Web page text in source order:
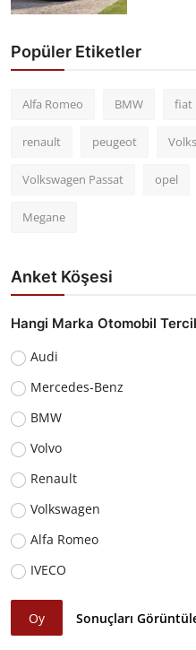
Popüler Etiketler
Alfa Romeo BMW fiat
renault peugeot
Volkswagen Passat opel
Megane
Anket Köşesi
Hangi Marka Otomobil
Audi
Mercedes-Benz
BMW
Volvo
Renault
Volkswagen
Alfa Romeo
IVECO
Oy Sonuçları